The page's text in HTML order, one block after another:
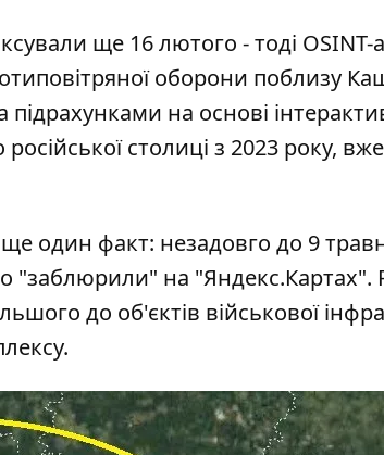
ще 16 лютого - тоді OSINT-
оборони поблизу
на основі
столиці з 2023 року,
один факт: незадовго до 9
"заблюрили" на "Яндекс.Картах".
до об'єктів військової